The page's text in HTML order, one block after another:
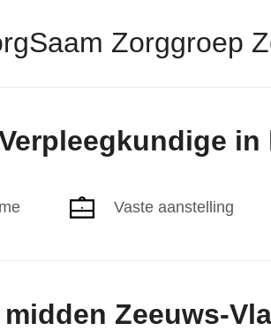
Zorggroep
Vaste aanstelling
Zeeuws-